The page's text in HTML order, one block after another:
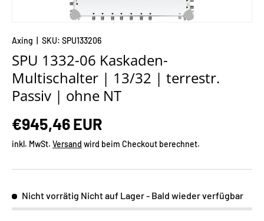
Axing SKU: SPU133206
SPU 1332-06 Kaskaden-
Multischalter | 13/32 | terrestr.
Passiv | ohne NT
€945,46 EUR
inkl. MwSt. Versand wird beim Checkout berechnet.
Nicht vorrätig Nicht auf Lager - Bald wieder verfügbar